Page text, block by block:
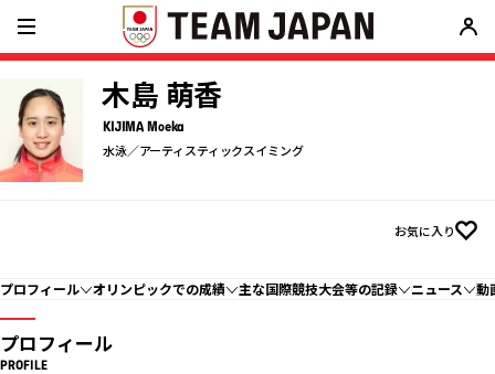
木島 萌香
KIJIMA Moeka
水泳／アーティスティックスイミング
お気に入り
プロフィール オリンピックでの成績 主な国際競技大会等の記録 ニュース 動
プロフィール
PROFILE